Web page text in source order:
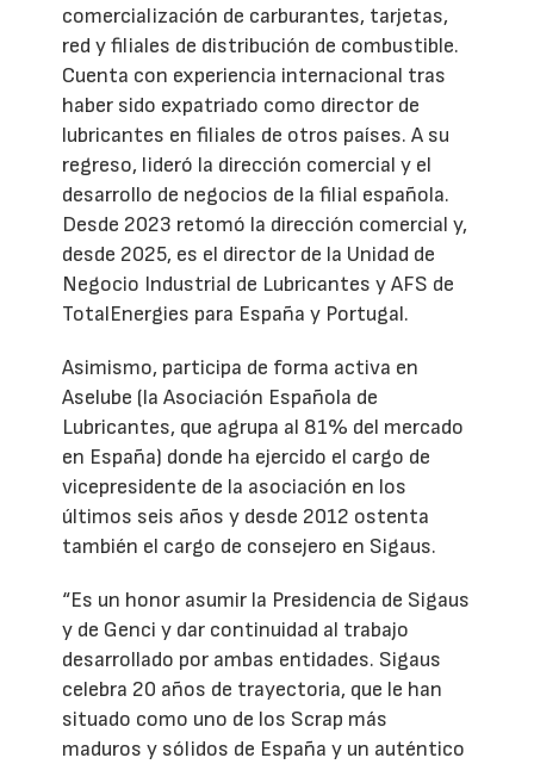
comercialización de carburantes, tarjetas,
red y filiales de distribución de combustible.
Cuenta con experiencia internacional tras
haber sido expatriado como director de
lubricantes en filiales de otros países. A su
regreso, lideró la dirección comercial y el
desarrollo de negocios de la filial española.
Desde 2023 retomó la dirección comercial y,
desde 2025, es el director de la Unidad de
Negocio Industrial de Lubricantes y AFS de
TotalEnergies para España y Portugal.
Asimismo, participa de forma activa en
Aselube (la Asociación Española de
Lubricantes, que agrupa al 81% del mercado
en España) donde ha ejercido el cargo de
vicepresidente de la asociación en los
últimos seis años y desde 2012 ostenta
también el cargo de consejero en Sigaus.
“Es un honor asumir la Presidencia de Sigaus
y de Genci y dar continuidad al trabajo
desarrollado por ambas entidades. Sigaus
celebra 20 años de trayectoria, que le han
situado como uno de los Scrap más
maduros y sólidos de España y un auténtico